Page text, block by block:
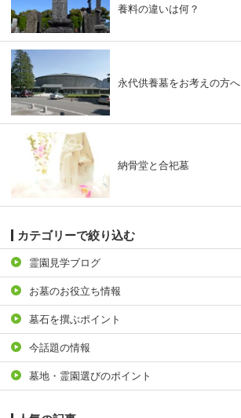
養料の違いは何？
永代供養墓をお考えの方へ
納骨堂と合祀墓
カテゴリーで絞り込む
霊園見学ブログ
お墓のお役立ち情報
墓石を撰ぶポイント
今話題の情報
墓地・霊園選びのポイント